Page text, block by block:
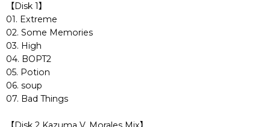
【Disk 1】
01. Extreme
02. Some Memories
03. High
04. BOPT2
05. Potion
06. soup
07. Bad Things